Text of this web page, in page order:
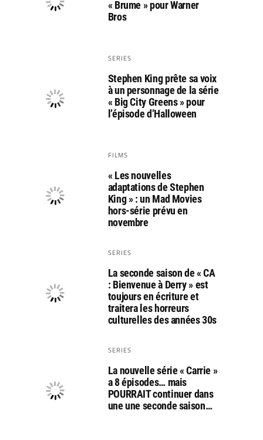
« Brume » pour Warner
Bros
SERIES
Stephen King prête sa voix
à un personnage de la série
« Big City Greens » pour
l’épisode d’Halloween
FILMS
« Les nouvelles
adaptations de Stephen
King » : un Mad Movies
hors-série prévu en
novembre
SERIES
La seconde saison de « CA
: Bienvenue à Derry » est
toujours en écriture et
traitera les horreurs
culturelles des années 30s
SERIES
La nouvelle série « Carrie »
a 8 épisodes… mais
POURRAIT continuer dans
une une seconde saison…